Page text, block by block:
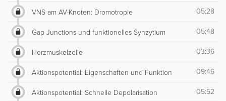
VNS am AV-Knoten: Dromotropie 05:28
Gap Junctions und funktionelles Synzytium 05:48
Herzmuskelzelle 03:36
Aktionspotential: Eigenschaften und Funktion 09:46
Aktionspotential: Schnelle Depolarisation 05:52